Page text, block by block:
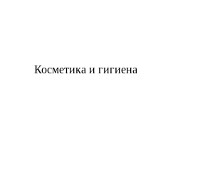
Косметика и гигиена